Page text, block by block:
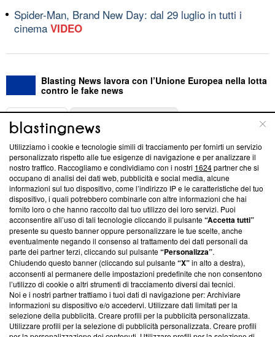
Spider-Man, Brand New Day: dal 29 luglio in tutti i
cinema VIDEO
Blasting News lavora con l’Unione Europea nella lotta
contro le fake news
ABOUT
Questa sezione offre informazioni trasparenti su Blasting
News, sui nostri processi editoriali e su come ci impegniamo a
creare news di qualità. Inoltre, afferma la nostra aderenza a
‘Trust Project - News with Integrity’Blasting News non è
ancora membro del programma, ma ha richiesto di farne
parte; Trust Project non ha ancora effettuato una verifica di
conformità agli standard.
Su di noi
Team editoriale
Corporate
Redazione
Utilizziamo i cookie e tecnologie simili di tracciamento per fornirti un servizio
personalizzato rispetto alle tue esigenze di navigazione e per analizzare il
nostro traffico. Raccogliamo e condividiamo con i nostri 1624partner che si
occupano di analisi dei dati web, pubblicità e social media, alcune
informazioni sul tuo dispositivo, come l’indirizzo IP e le caratteristiche del tuo
dispositivo, i quali potrebbero combinarle con altre informazioni che hai
fornito loro o che hanno raccolto dal tuo utilizzo dei loro servizi. Puoi
acconsentire all’uso di tali tecnologie cliccando il pulsante“Accetta tutti”
presente su questo banner oppure personalizzare le tue scelte, anche
eventualmente negando il consenso al trattamento dei dati personali da
parte dei partner terzi, cliccando sul pulsante“Personalizza”.
Chiudendo questo banner (cliccando sul pulsante“X”in alto a destra),
acconsenti al permanere delle impostazioni predefinite che non consentono
l’utilizzo di cookie o altri strumenti di tracciamento diversi dai tecnici.
Noi e i nostri partner trattiamo i tuoi dati di navigazione per: Archiviare
informazioni su dispositivo e/o accedervi. Utilizzare dati limitati per la
selezione della pubblicità. Creare profili per la pubblicità personalizzata.
Utilizzare profili per la selezione di pubblicità personalizzata. Creare profili